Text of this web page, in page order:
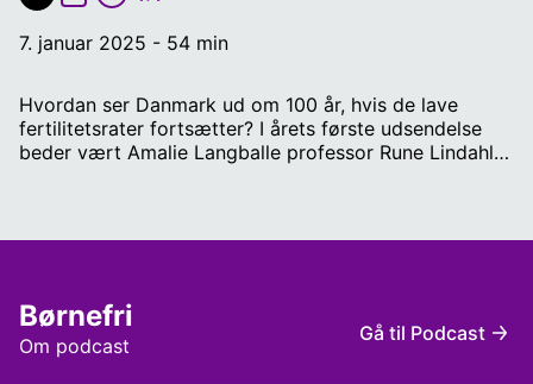
7. januar 2025 - 54 min
Hvordan ser Danmark ud om 100 år, hvis de lave
fertilitetsrater fortsætter? I årets første udsendelse
beder vært Amalie Langballe professor Rune Lindahl-
Om podcast
Børnefri Gå til Podcast